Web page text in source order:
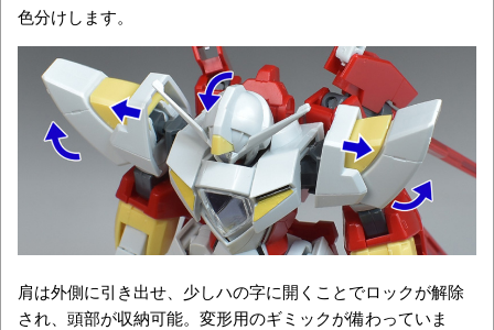
色分けします。
肩は外側に引き出せ、少しハの字に開くことでロックが解除
され、頭部が収納可能。変形用のギミックが備わっていま